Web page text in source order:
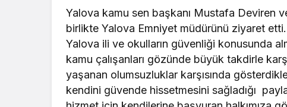
Yalova kamu sen başkanı Mustafa Deviren
birlikte Yalova Emniyet müdürünü ziyaret
Yalova ili ve okulların güvenliği konusunda
kamu çalışanları gözünde büyük takdirle
yaşanan olumsuzluklar karşısında
kendini güvende hissetmesini sağladığı